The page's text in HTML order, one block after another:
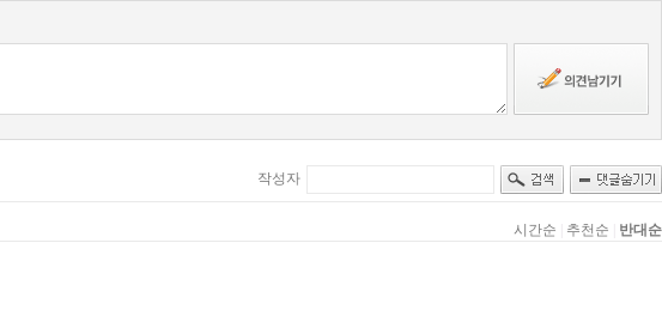
작성자
시간순 추천순 반대순